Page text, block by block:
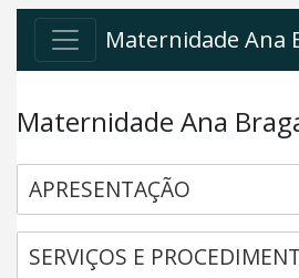
Maternidade Ana
Maternidade Ana
APRESENTAÇÃO
SERVIÇOS E